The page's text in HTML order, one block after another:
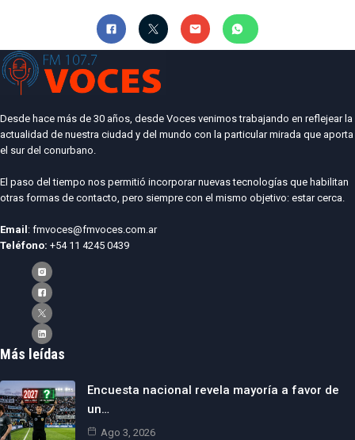
Desde hace más de 30 años, desde Voces venimos trabajando en reflejear la
actualidad de nuestra ciudad y del mundo con la particular mirada que aporta
el sur del conurbano.
El paso del tiempo nos permitió incorporar nuevas tecnologías que habilitan
otras formas de contacto, pero siempre con el mismo objetivo: estar cerca.
Email : fmvoces@fmvoces.com.ar
Teléfono: +54 11 4245 0439
Más leídas
Encuesta nacional revela mayoría a favor de
un…
Ago 3, 2026